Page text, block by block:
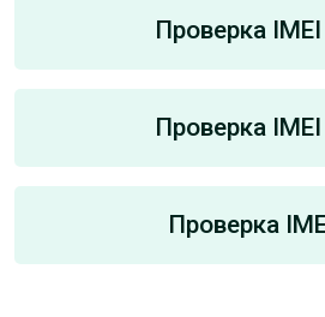
Проверка
Проверка
Проверка